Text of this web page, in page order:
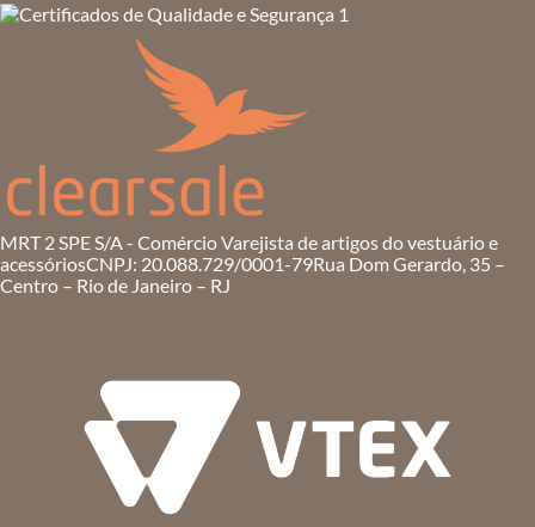
MRT 2 SPE S/A - Comércio Varejista de artigos do vestuário e
acessóriosCNPJ: 20.088.729/0001-79Rua Dom Gerardo, 35 –
Centro – Rio de Janeiro – RJ